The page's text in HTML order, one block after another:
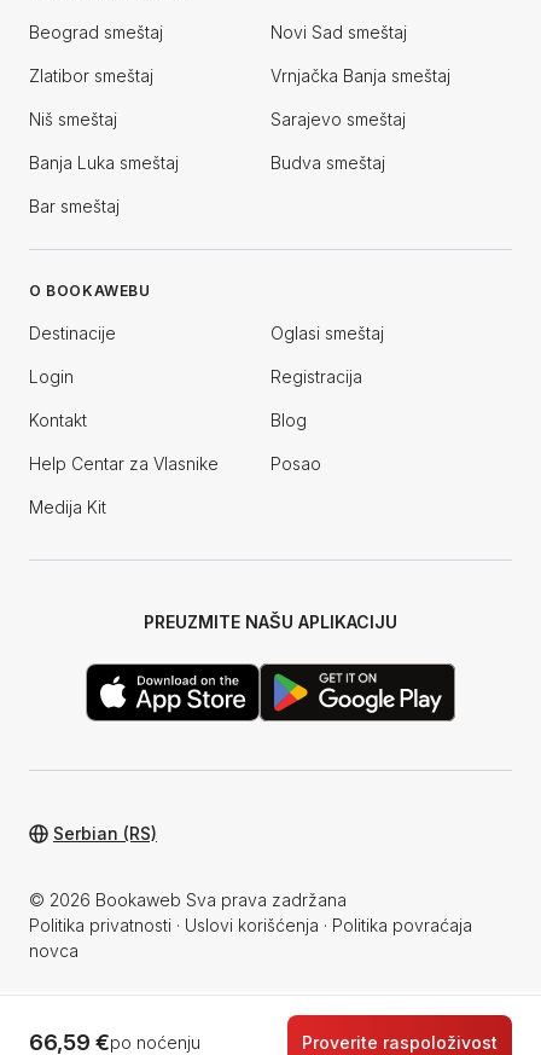
66,59 €po noćenju Proverite raspoloživost
Beograd smeštaj Novi Sad smeštaj
Zlatibor smeštaj Vrnjačka Banja smeštaj
Niš smeštaj Sarajevo smeštaj
Banja Luka smeštaj Budva smeštaj
Bar smeštaj
O BOOKAWEBU
Destinacije Oglasi smeštaj
Login Registracija
Kontakt Blog
Help Centar za Vlasnike Posao
Medija Kit
PREUZMITE NAŠU APLIKACIJU
© 2026 Bookaweb Sva prava zadržana
Politika privatnosti · Uslovi korišćenja · Politika povraćaja
novca
Serbian (RS)